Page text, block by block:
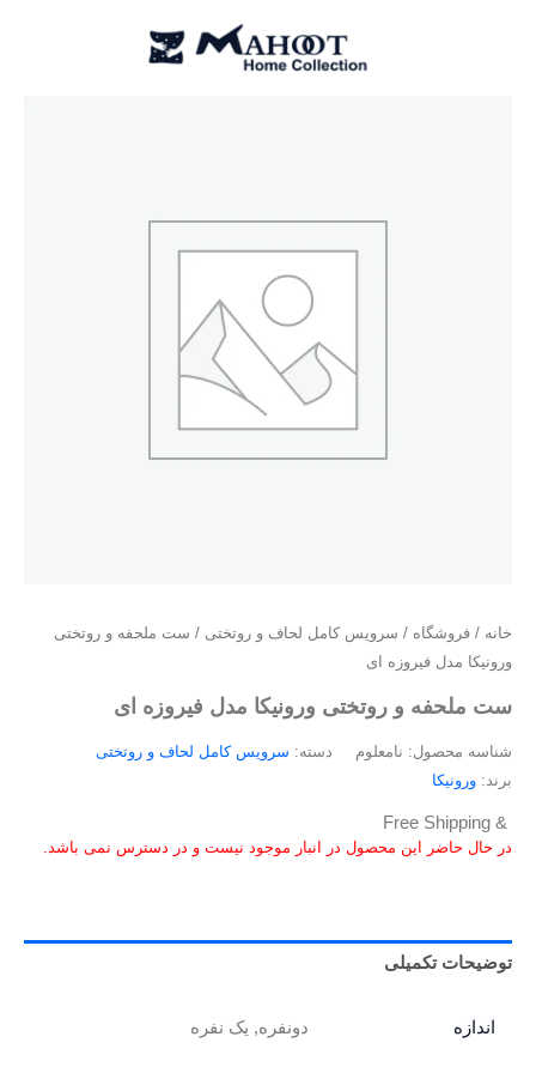
خانه / فروشگاه / سرویس کامل لحاف و روتختی / ست ملحفه و روتختی
ورونیکا مدل فیروزه ای
ست ملحفه و روتختی ورونیکا مدل فیروزه ای
شناسه محصول: نامعلوم دسته: سرویس کامل لحاف و روتختی
برند: ورونیکا
& Free Shipping
در حال حاضر این محصول در انبار موجود نیست و در دسترس نمی باشد.
توضیحات تکمیلی
اندازه دونفره, یک نفره